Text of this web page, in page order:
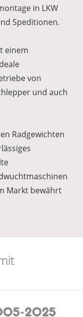
in LKW
Speditionen.
einem
von
und auch
Radgewichten
Markt bewährt